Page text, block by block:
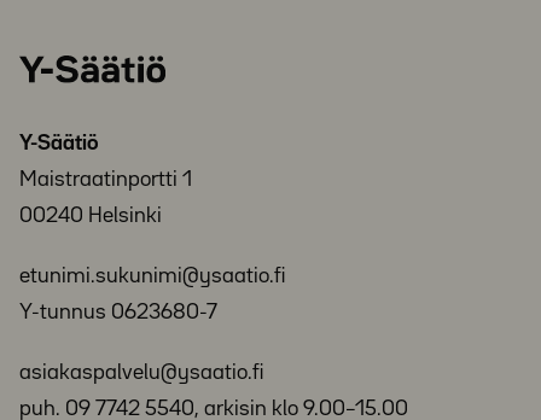
Y-
Y-Säätiö
Maistraatinportti 1
00240 Helsinki
etunimi.sukunimi@ysaatio.fi
Y-tunnus 0623680-7
asiakaspalvelu@ysaatio.fi
puh. 09 7742 5540, arkisin klo 9.00–15.00